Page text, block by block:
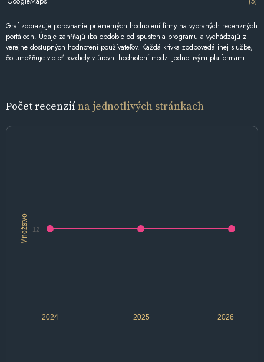
Graf zobrazuje porovnanie priemerných hodnotení firmy na vybraných recenzných
portáloch. Údaje zahŕňajú iba obdobie od spustenia programu a vychádzajú z
verejne dostupných hodnotení používateľov. Každá krivka zodpovedá inej službe,
čo umožňuje vidieť rozdiely v úrovni hodnotení medzi jednotlivými platformami.
Počet recenziína jednotlivých stránkach
Množstvo
2024 2025 2026
12